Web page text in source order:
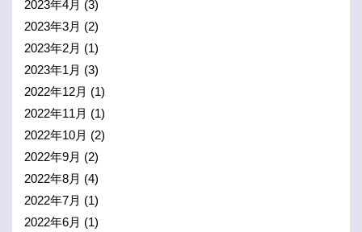
2023年4月 (3)
2023年3月 (2)
2023年2月 (1)
2023年1月 (3)
2022年12月 (1)
2022年11月 (1)
2022年10月 (2)
2022年9月 (2)
2022年8月 (4)
2022年7月 (1)
2022年6月 (1)